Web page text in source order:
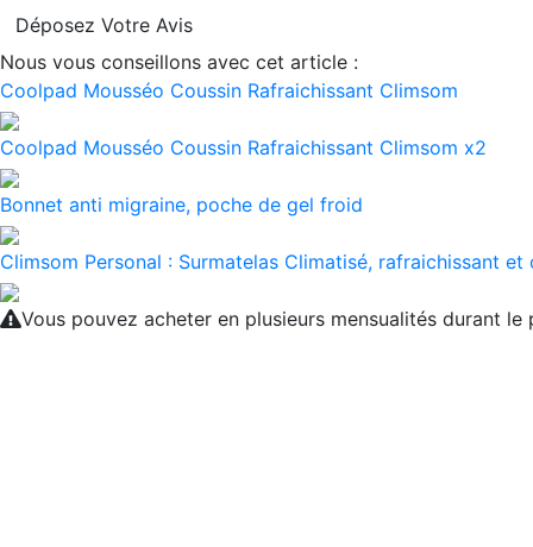
Déposez Votre Avis
Nous vous conseillons avec cet article :
Coolpad Mousséo Coussin Rafraichissant Climsom
Coolpad Mousséo Coussin Rafraichissant Climsom x2
Bonnet anti migraine, poche de gel froid
Climsom Personal : Surmatelas Climatisé, rafraichissant
Vous pouvez acheter en plusieurs mensualités durant le